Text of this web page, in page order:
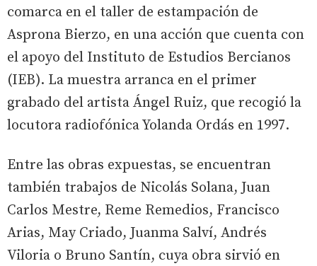
comarca en el taller de estampación de
Asprona Bierzo, en una acción que cuenta con
el apoyo del Instituto de Estudios Bercianos
(IEB). La muestra arranca en el primer
grabado del artista Ángel Ruiz, que recogió la
locutora radiofónica Yolanda Ordás en 1997.
Entre las obras expuestas, se encuentran
también trabajos de Nicolás Solana, Juan
Carlos Mestre, Reme Remedios, Francisco
Arias, May Criado, Juanma Salví, Andrés
Viloria o Bruno Santín, cuya obra sirvió en